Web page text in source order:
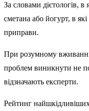
За словами дієтологів, в
сметана або йогурт, в
приправи.
При розумному
проблем виникнути не
відзначають експерти.
Рейтинг